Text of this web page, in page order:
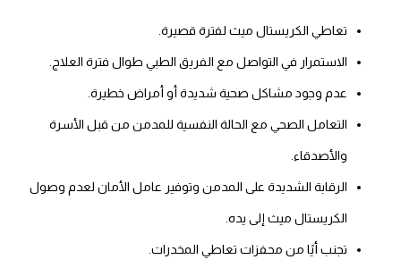
تعاطي الكريستال ميث لفترة قصيرة.
الاستمرار في التواصل مع الفريق الطبي طوال فترة العلاج.
عدم وجود مشاكل صحية شديدة أو أمراض خطيرة.
التعامل الصحي مع الحالة النفسية للمدمن من قبل الأسرة
والأصدقاء.
الرقابة الشديدة على المدمن وتوفير عامل الأمان لعدم وصول
الكريستال ميث إلى يده.
تجنب أيًا من محفزات تعاطي المخدرات.